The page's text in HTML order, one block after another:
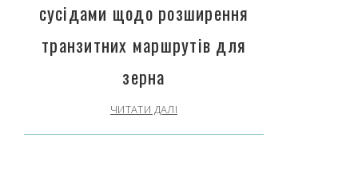
сусідами щодо розширення
транзитних маршрутів для
зерна
ЧИТАТИ ДАЛІ